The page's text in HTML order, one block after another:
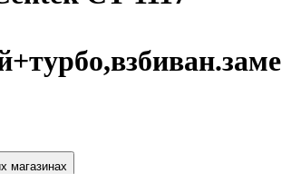
магазинах